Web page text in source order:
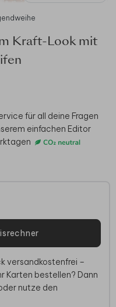
Kraft-Look mit
für all deine Fragen
einfachen Editor
versandkostenfrei –
Karten bestellen? Dann
nutze den